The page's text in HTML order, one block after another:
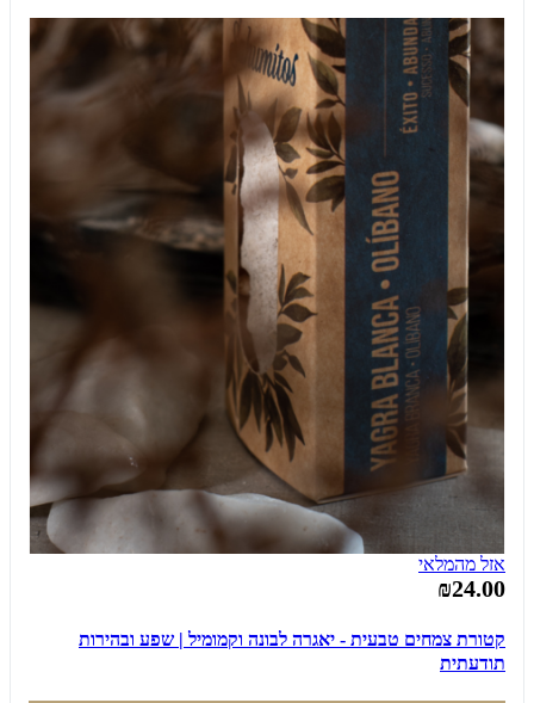
אזל מהמלאי
₪24.00
קטורת צמחים טבעית - יאגרה לבונה וקמומיל | שפע ובהירות
תודעתית